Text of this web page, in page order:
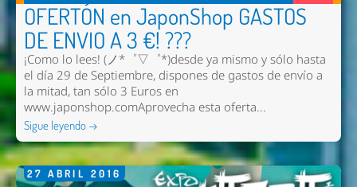
OFERTÓN en JaponShop GASTOS
DE ENVIO A 3 €! ???
¡Como lo lees! (ノ*゜▽゜*)desde ya mismo y sólo hasta
el día 29 de Septiembre, dispones de gastos de envío a
la mitad, tan sólo 3 Euros en
www.japonshop.comAprovecha esta oferta...
Sigue leyendo →
27 ABRIL 2016